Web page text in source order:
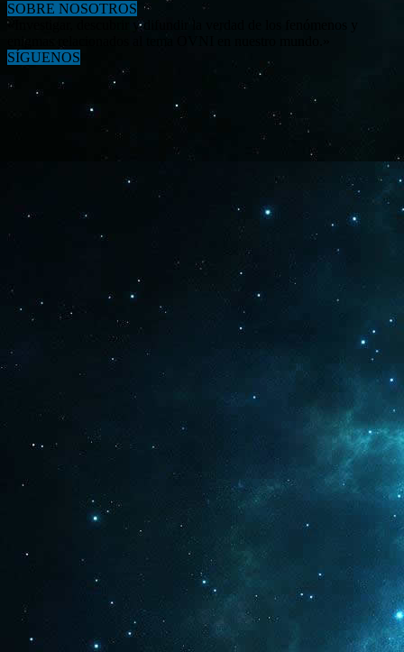
SOBRE NOSOTROS
«Investigar, descubrir y difundir la verdad de los fenómenos y
SÍGUENOS